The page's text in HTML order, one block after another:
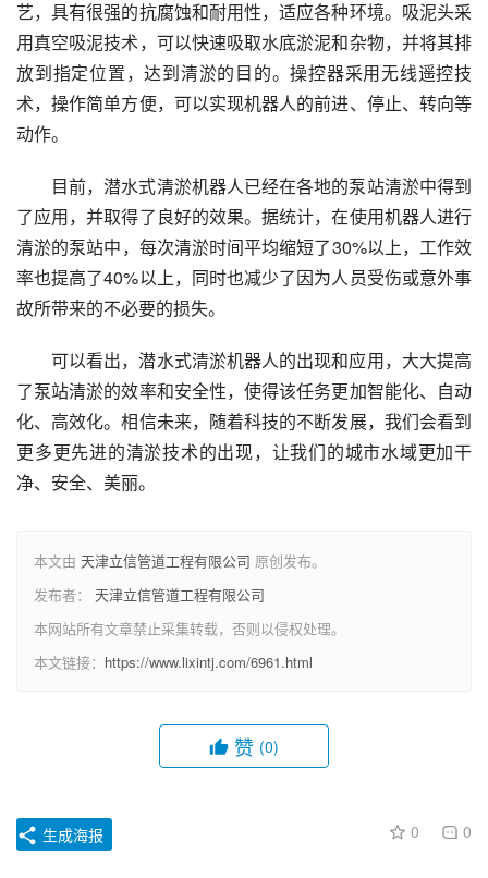
艺，具有很强的抗腐蚀和耐用性，适应各种环境。吸泥头采
用真空吸泥技术，可以快速吸取水底淤泥和杂物，并将其排
放到指定位置，达到清淤的目的。操控器采用无线遥控技
术，操作简单方便，可以实现机器人的前进、停止、转向等
动作。
目前，潜水式清淤机器人已经在各地的泵站清淤中得到
了应用，并取得了良好的效果。据统计，在使用机器人进行
清淤的泵站中，每次清淤时间平均缩短了30%以上，工作效
率也提高了40%以上，同时也减少了因为人员受伤或意外事
故所带来的不必要的损失。
可以看出，潜水式清淤机器人的出现和应用，大大提高
了泵站清淤的效率和安全性，使得该任务更加智能化、自动
化、高效化。相信未来，随着科技的不断发展，我们会看到
更多更先进的清淤技术的出现，让我们的城市水域更加干
净、安全、美丽。
本文由 天津立信管道工程有限公司 原创发布。
发布者： 天津立信管道工程有限公司
本网站所有文章禁止采集转载，否则以侵权处理。
本文链接： https://www.lixintj.com/6961.html
赞 (0)
0 0
生成海报